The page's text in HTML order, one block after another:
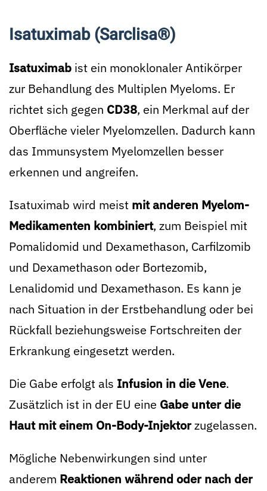
Isatuximab (Sarclisa®)
Isatuximab ist ein monoklonaler Antikörper
zur Behandlung des Multiplen Myeloms. Er
richtet sich gegen CD38, ein Merkmal auf der
Oberfläche vieler Myelomzellen. Dadurch kann
das Immunsystem Myelomzellen besser
erkennen und angreifen.
Isatuximab wird meist mit anderen Myelom-
Medikamenten kombiniert, zum Beispiel mit
Pomalidomid und Dexamethason, Carfilzomib
und Dexamethason oder Bortezomib,
Lenalidomid und Dexamethason. Es kann je
nach Situation in der Erstbehandlung oder bei
Rückfall beziehungsweise Fortschreiten der
Erkrankung eingesetzt werden.
Die Gabe erfolgt als Infusion in die Vene.
Zusätzlich ist in der EU eine Gabe unter die
Haut mit einem On-Body-Injektorzugelassen.
Mögliche Nebenwirkungen sind unter
anderem Reaktionen während oder nach der